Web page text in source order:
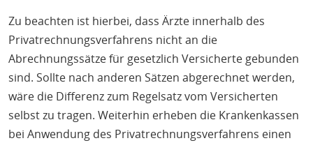
Zu beachten ist hierbei, dass Ärzte innerhalb des
Privatrechnungsverfahrens nicht an die
Abrechnungssätze für gesetzlich Versicherte gebunden
sind. Sollte nach anderen Sätzen abgerechnet werden,
wäre die Differenz zum Regelsatz vom Versicherten
selbst zu tragen. Weiterhin erheben die Krankenkassen
bei Anwendung des Privatrechnungsverfahrens einen